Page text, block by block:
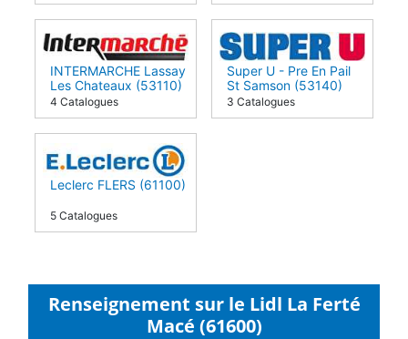
INTERMARCHE Lassay
Les Chateaux (53110)
4 Catalogues
Super U - Pre En Pail
St Samson (53140)
3 Catalogues
Leclerc FLERS (61100)
5 Catalogues
Renseignement sur le Lidl La Ferté
Macé (61600)